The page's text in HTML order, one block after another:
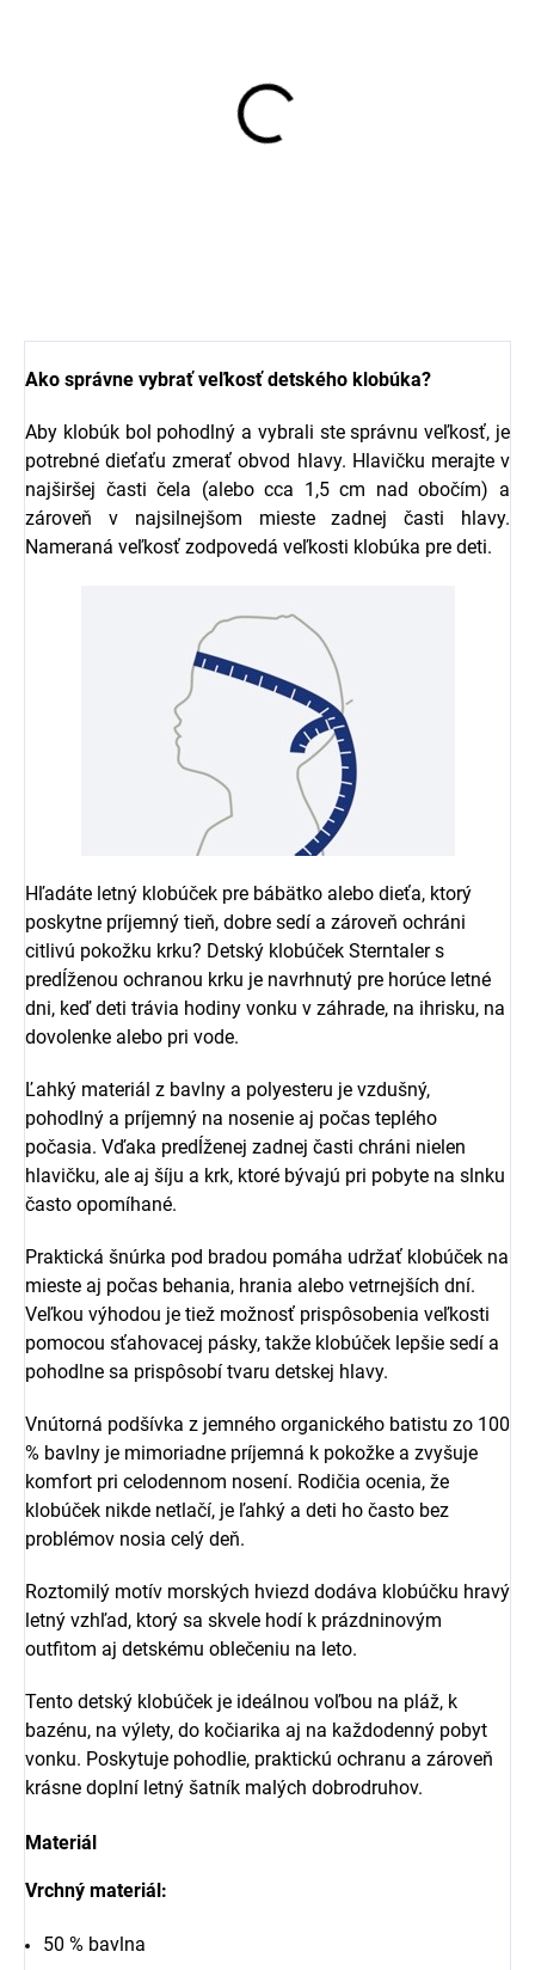
Ako správne vybrať veľkosť detského klobúka?
Aby klobúk bol pohodlný a vybrali ste správnu veľkosť, je
potrebné dieťaťu zmerať obvod hlavy. Hlavičku merajte v
najširšej časti čela (alebo cca 1,5 cm nad obočím) a
zároveň v najsilnejšom mieste zadnej časti hlavy.
Nameraná veľkosť zodpovedá veľkosti klobúka pre deti.
Hľadáte letný klobúček pre bábätko alebo dieťa, ktorý
poskytne príjemný tieň, dobre sedí a zároveň ochráni
citlivú pokožku krku? Detský klobúček Sterntaler s
predĺženou ochranou krku je navrhnutý pre horúce letné
dni, keď deti trávia hodiny vonku v záhrade, na ihrisku, na
dovolenke alebo pri vode.
Ľahký materiál z bavlny a polyesteru je vzdušný,
pohodlný a príjemný na nosenie aj počas teplého
počasia. Vďaka predĺženej zadnej časti chráni nielen
hlavičku, ale aj šíju a krk, ktoré bývajú pri pobyte na slnku
často opomíhané.
Praktická šnúrka pod bradou pomáha udržať klobúček na
mieste aj počas behania, hrania alebo vetrnejších dní.
Veľkou výhodou je tiež možnosť prispôsobenia veľkosti
pomocou sťahovacej pásky, takže klobúček lepšie sedí a
pohodlne sa prispôsobí tvaru detskej hlavy.
Vnútorná podšívka z jemného organického batistu zo 100
% bavlny je mimoriadne príjemná k pokožke a zvyšuje
komfort pri celodennom nosení. Rodičia ocenia, že
klobúček nikde netlačí, je ľahký a deti ho často bez
problémov nosia celý deň.
Roztomilý motív morských hviezd dodáva klobúčku hravý
letný vzhľad, ktorý sa skvele hodí k prázdninovým
outfitom aj detskému oblečeniu na leto.
Tento detský klobúček je ideálnou voľbou na pláž, k
bazénu, na výlety, do kočiarika aj na každodenný pobyt
vonku. Poskytuje pohodlie, praktickú ochranu a zároveň
krásne doplní letný šatník malých dobrodruhov.
Materiál
Vrchný materiál:
50 % bavlna